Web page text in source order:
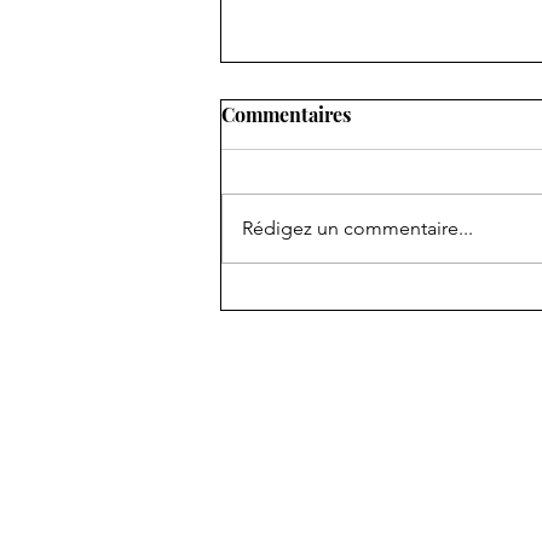
Commentaires
Rédigez un commentaire...